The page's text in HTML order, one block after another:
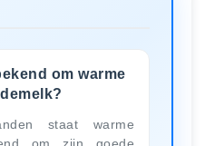
om warme
staat warme